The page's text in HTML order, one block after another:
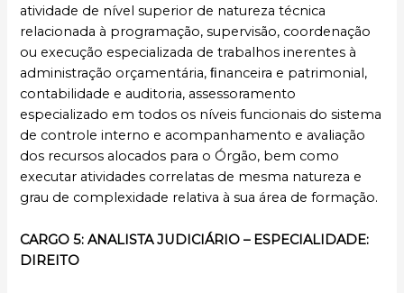
atividade de nível superior de natureza técnica
relacionada à programação, supervisão, coordenação
ou execução especializada de trabalhos inerentes à
administração orçamentária, ﬁnanceira e patrimonial,
contabilidade e auditoria, assessoramento
especializado em todos os níveis funcionais do sistema
de controle interno e acompanhamento e avaliação
dos recursos alocados para o Órgão, bem como
executar atividades correlatas de mesma natureza e
grau de complexidade relativa à sua área de formação.
CARGO 5: ANALISTA JUDICIÁRIO – ESPECIALIDADE:
DIREITO